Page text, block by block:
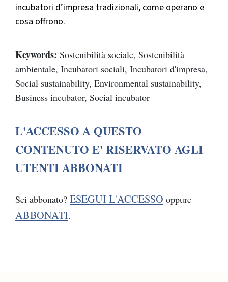
incubatori d’impresa tradizionali, come operano e
cosa offrono.
Keywords: Sostenibilità sociale, Sostenibilità
ambientale, Incubatori sociali, Incubatori d'impresa,
Social sustainability, Environmental sustainability,
Business incubator, Social incubator
L'ACCESSO A QUESTO
CONTENUTO E' RISERVATO AGLI
UTENTI ABBONATI
Sei abbonato? ESEGUI L'ACCESSO oppure
ABBONATI.